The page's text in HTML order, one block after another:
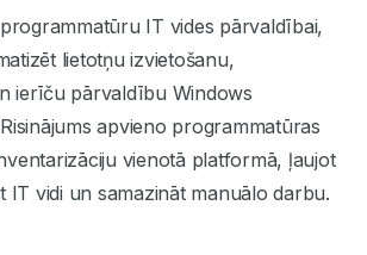
IT vides pārvaldībai,
lietotņu izvietošanu,
ierīču pārvaldību Windows
apvieno programmatūras
vienotā platformā, ļaujot
IT vidi un samazināt manuālo darbu.